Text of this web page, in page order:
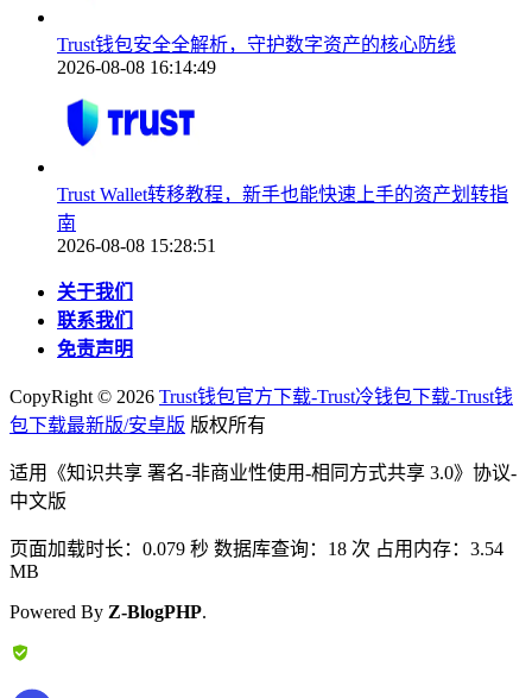
Trust钱包安全全解析，守护数字资产的核心防线
2026-08-08 16:14:49
Trust Wallet转移教程，新手也能快速上手的资产划转指
南
2026-08-08 15:28:51
关于我们
联系我们
免责声明
CopyRight © 2026 Trust钱包官方下载-Trust冷钱包下载-Trust钱
包下载最新版/安卓版 版权所有
适用《知识共享 署名-非商业性使用-相同方式共享 3.0》协议-
中文版
页面加载时长：0.079 秒 数据库查询：18 次 占用内存：3.54
MB
Powered By Z-BlogPHP.